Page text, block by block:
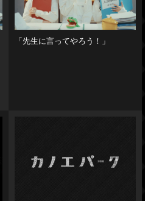
「先生に言ってやろう！」